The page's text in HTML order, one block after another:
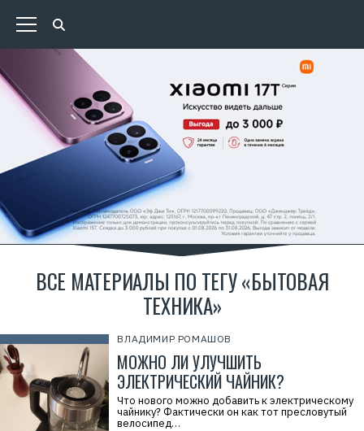
ВСЕ МАТЕРИАЛЫ ПО ТЕГУ «БЫТОВАЯ
ТЕХНИКА»
ВЛАДИМИР РОМАШОВ
МОЖНО ЛИ УЛУЧШИТЬ
ЭЛЕКТРИЧЕСКИЙ ЧАЙНИК?
Что нового можно добавить к электрическому
чайнику? Фактически он как тот пресловутый
велосипед…